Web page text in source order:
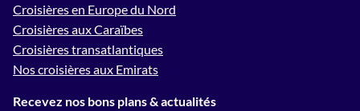
Croisières en Europe du Nord
Croisières aux Caraïbes
Croisières transatlantiques
Nos croisières aux Emirats
Recevez nos bons plans & actualités